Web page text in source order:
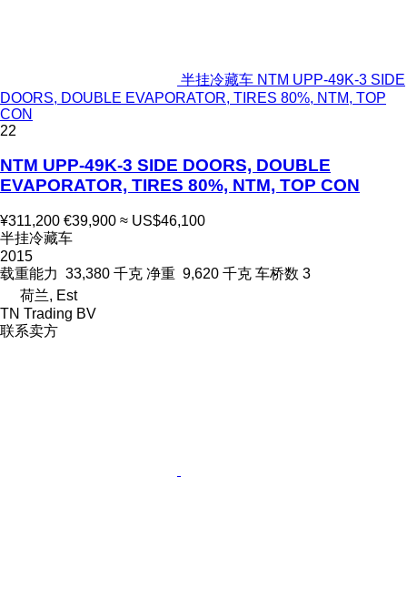
半挂冷藏车 NTM UPP-49K-3 SIDE
DOORS, DOUBLE EVAPORATOR, TIRES 80%, NTM, TOP
CON
22
NTM UPP-49K-3 SIDE DOORS, DOUBLE
EVAPORATOR, TIRES 80%, NTM, TOP CON
¥311,200 €39,900 ≈ US$46,100
半挂冷藏车
2015
载重能力 33,380 千克 净重 9,620 千克 车桥数 3
荷兰, Est
TN Trading BV
联系卖方